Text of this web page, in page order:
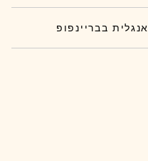
אנגלית בבריינפופ